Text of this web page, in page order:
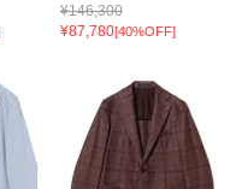
¥146,300
¥87,780[40%OFF]